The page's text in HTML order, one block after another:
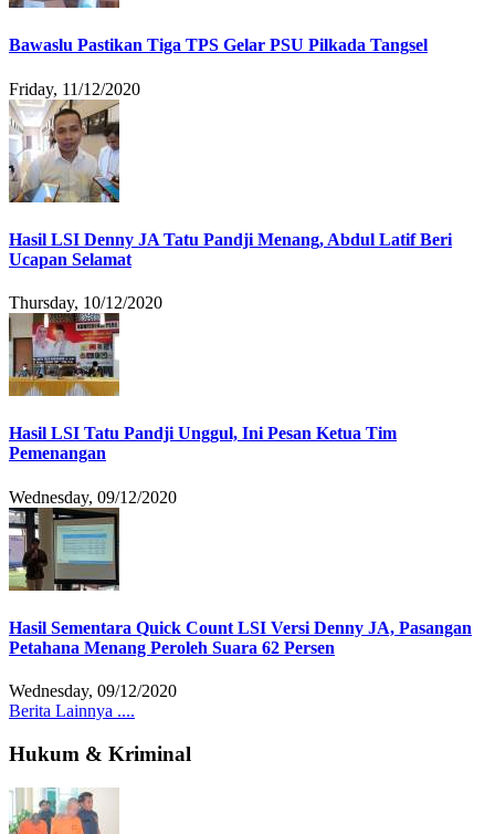
Bawaslu Pastikan Tiga TPS Gelar PSU Pilkada Tangsel
Friday, 11/12/2020
Hasil LSI Denny JA Tatu Pandji Menang, Abdul Latif Beri
Ucapan Selamat
Thursday, 10/12/2020
Hasil LSI Tatu Pandji Unggul, Ini Pesan Ketua Tim
Pemenangan
Wednesday, 09/12/2020
Hasil Sementara Quick Count LSI Versi Denny JA, Pasangan
Petahana Menang Peroleh Suara 62 Persen
Wednesday, 09/12/2020
Berita Lainnya ....
Hukum & Kriminal